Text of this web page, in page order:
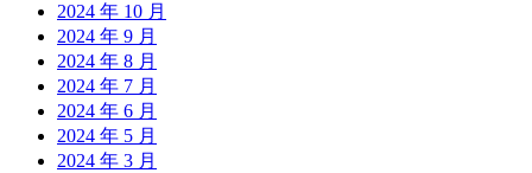
2024 年 10 月
2024 年 9 月
2024 年 8 月
2024 年 7 月
2024 年 6 月
2024 年 5 月
2024 年 3 月